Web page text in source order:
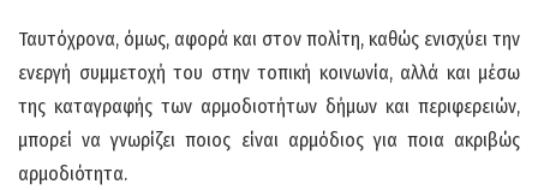
Ταυτόχρονα, όμως, αφορά και στον πολίτη, καθώς ενισχύει την
ενεργή συμμετοχή του στην τοπική κοινωνία, αλλά και μέσω
της καταγραφής των αρμοδιοτήτων δήμων και περιφερειών,
μπορεί να γνωρίζει ποιος είναι αρμόδιος για ποια ακριβώς
αρμοδιότητα.